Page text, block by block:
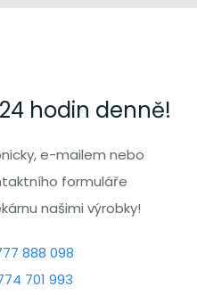
hodin denně!
e-mailem nebo
formuláře
našimi výrobky!
888 098
701 993